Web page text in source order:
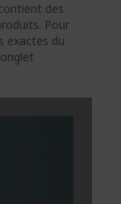
des
Pour
exactes du